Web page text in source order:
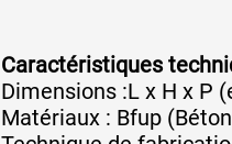
Caractéristiques
Dimensions :L x H x P
Matériaux : Bfup